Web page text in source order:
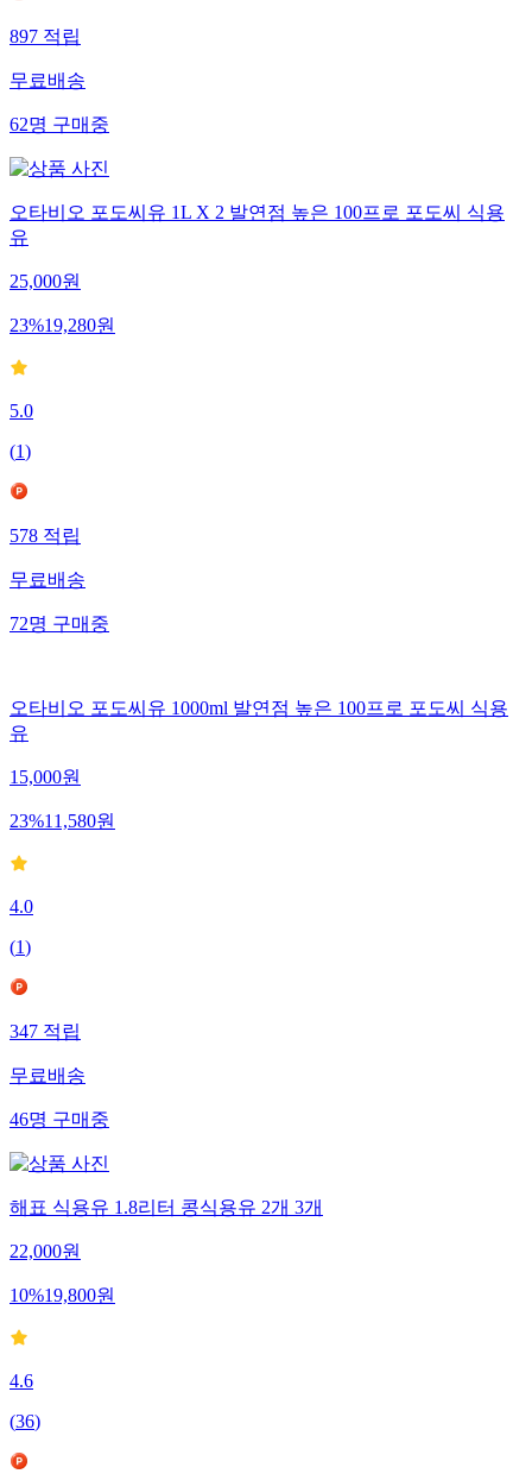
897적립
무료배송
62명구매중
오타비오 포도씨유 1L X 2 발연점 높은 100프로 포도씨 식용
유
25,000원
23%19,280원
5.0
(1)
578적립
무료배송
72명구매중
오타비오 포도씨유 1000ml 발연점 높은 100프로 포도씨 식용
유
15,000원
23%11,580원
4.0
(1)
347적립
무료배송
46명구매중
해표 식용유 1.8리터 콩식용유 2개 3개
22,000원
10%19,800원
4.6
(36)